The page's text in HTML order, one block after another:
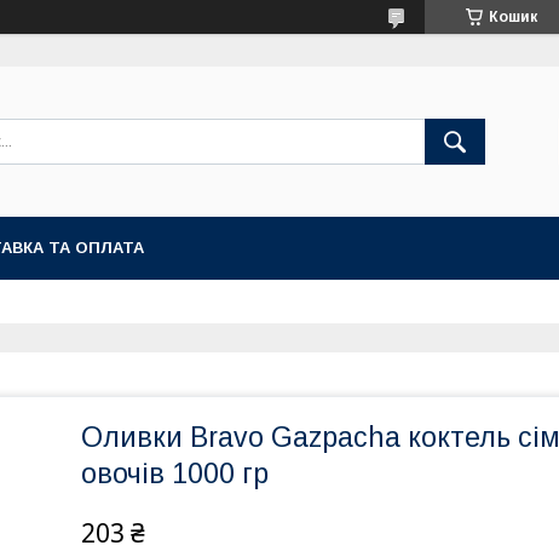
Кошик
ТА ОПЛАТА
Оливки Bravo Gazpacha коктель сім
овочів 1000 гр
203 ₴